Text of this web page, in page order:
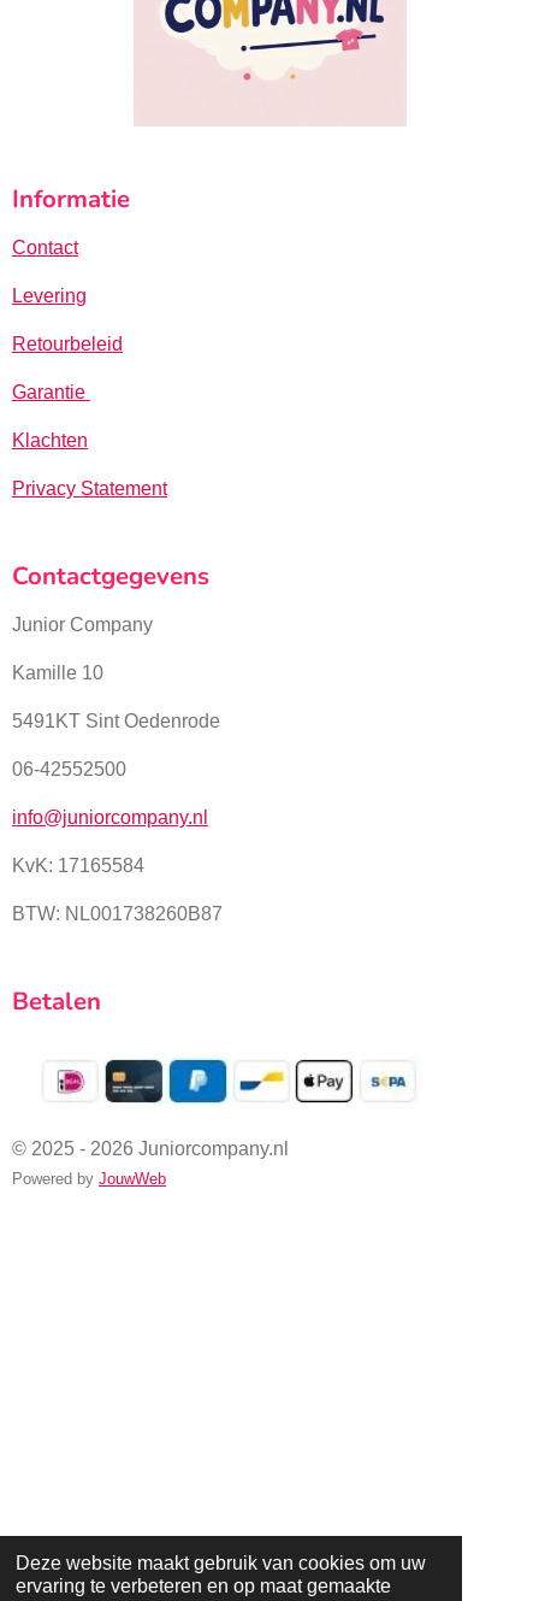
Deze website maakt gebruik van cookies om uw
ervaring te verbeteren en op maat gemaakte
Informatie
Contact
Levering
Retourbeleid
Garantie
Klachten
Privacy Statement
Contactgegevens
Junior Company
Kamille 10
5491KT Sint Oedenrode
06-42552500
info@juniorcompany.nl
KvK: 17165584
BTW: NL001738260B87
Betalen
© 2025 - 2026 Juniorcompany.nl
Powered by JouwWeb